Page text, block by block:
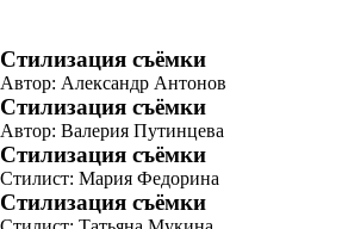
Стилизация съёмки
Автор: Александр Антонов
Стилизация съёмки
Автор: Валерия Путинцева
Стилизация съёмки
Стилист: Мария Федорина
Стилизация съёмки